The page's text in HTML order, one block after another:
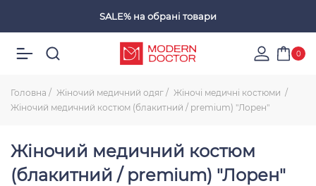
SALE% на обрані товари
0
Головна Жіночий медичний одяг
Жіночі медичні костюми
Жіночий медичний костюм (блакитний / premium) "Лорен"
Жіночий медичний костюм
(блакитний / premium) "Лорен"
Обрані товари